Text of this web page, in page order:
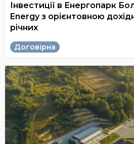
Інвестиції в Енергопарк
Energy з орієнтовною
річних
Договірна